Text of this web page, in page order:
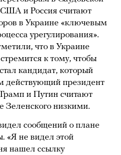
и Россия считают
в Украине «ключевым
урегулирования».
что в Украине
к тому, чтобы
кандидат, который
действующий президент
и Путин считают
Зеленского низкими.
сообщений о плане
«Я не видел этой
нашел ссылку